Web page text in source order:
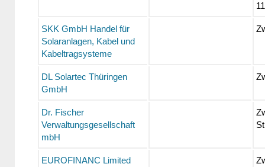
11
SKK GmbH Handel für
Solaranlagen, Kabel und
Kabeltragsysteme
DL Solartec Thüringen
GmbH
Dr. Fischer
Verwaltungsgesellschaft
mbH
EUROFINANC Limited